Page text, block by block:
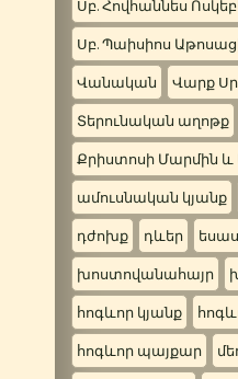
Սբ. Հովհաննես
Սբ. Պաիսիոս
Վանական Վարք
Տերունական աղոթք
Քրիստոսի Մարմին և
ամուսնական կյանք
դժոխք դևեր
խոստովանահայր
հոգևոր կյանք
հոգևոր պայքար